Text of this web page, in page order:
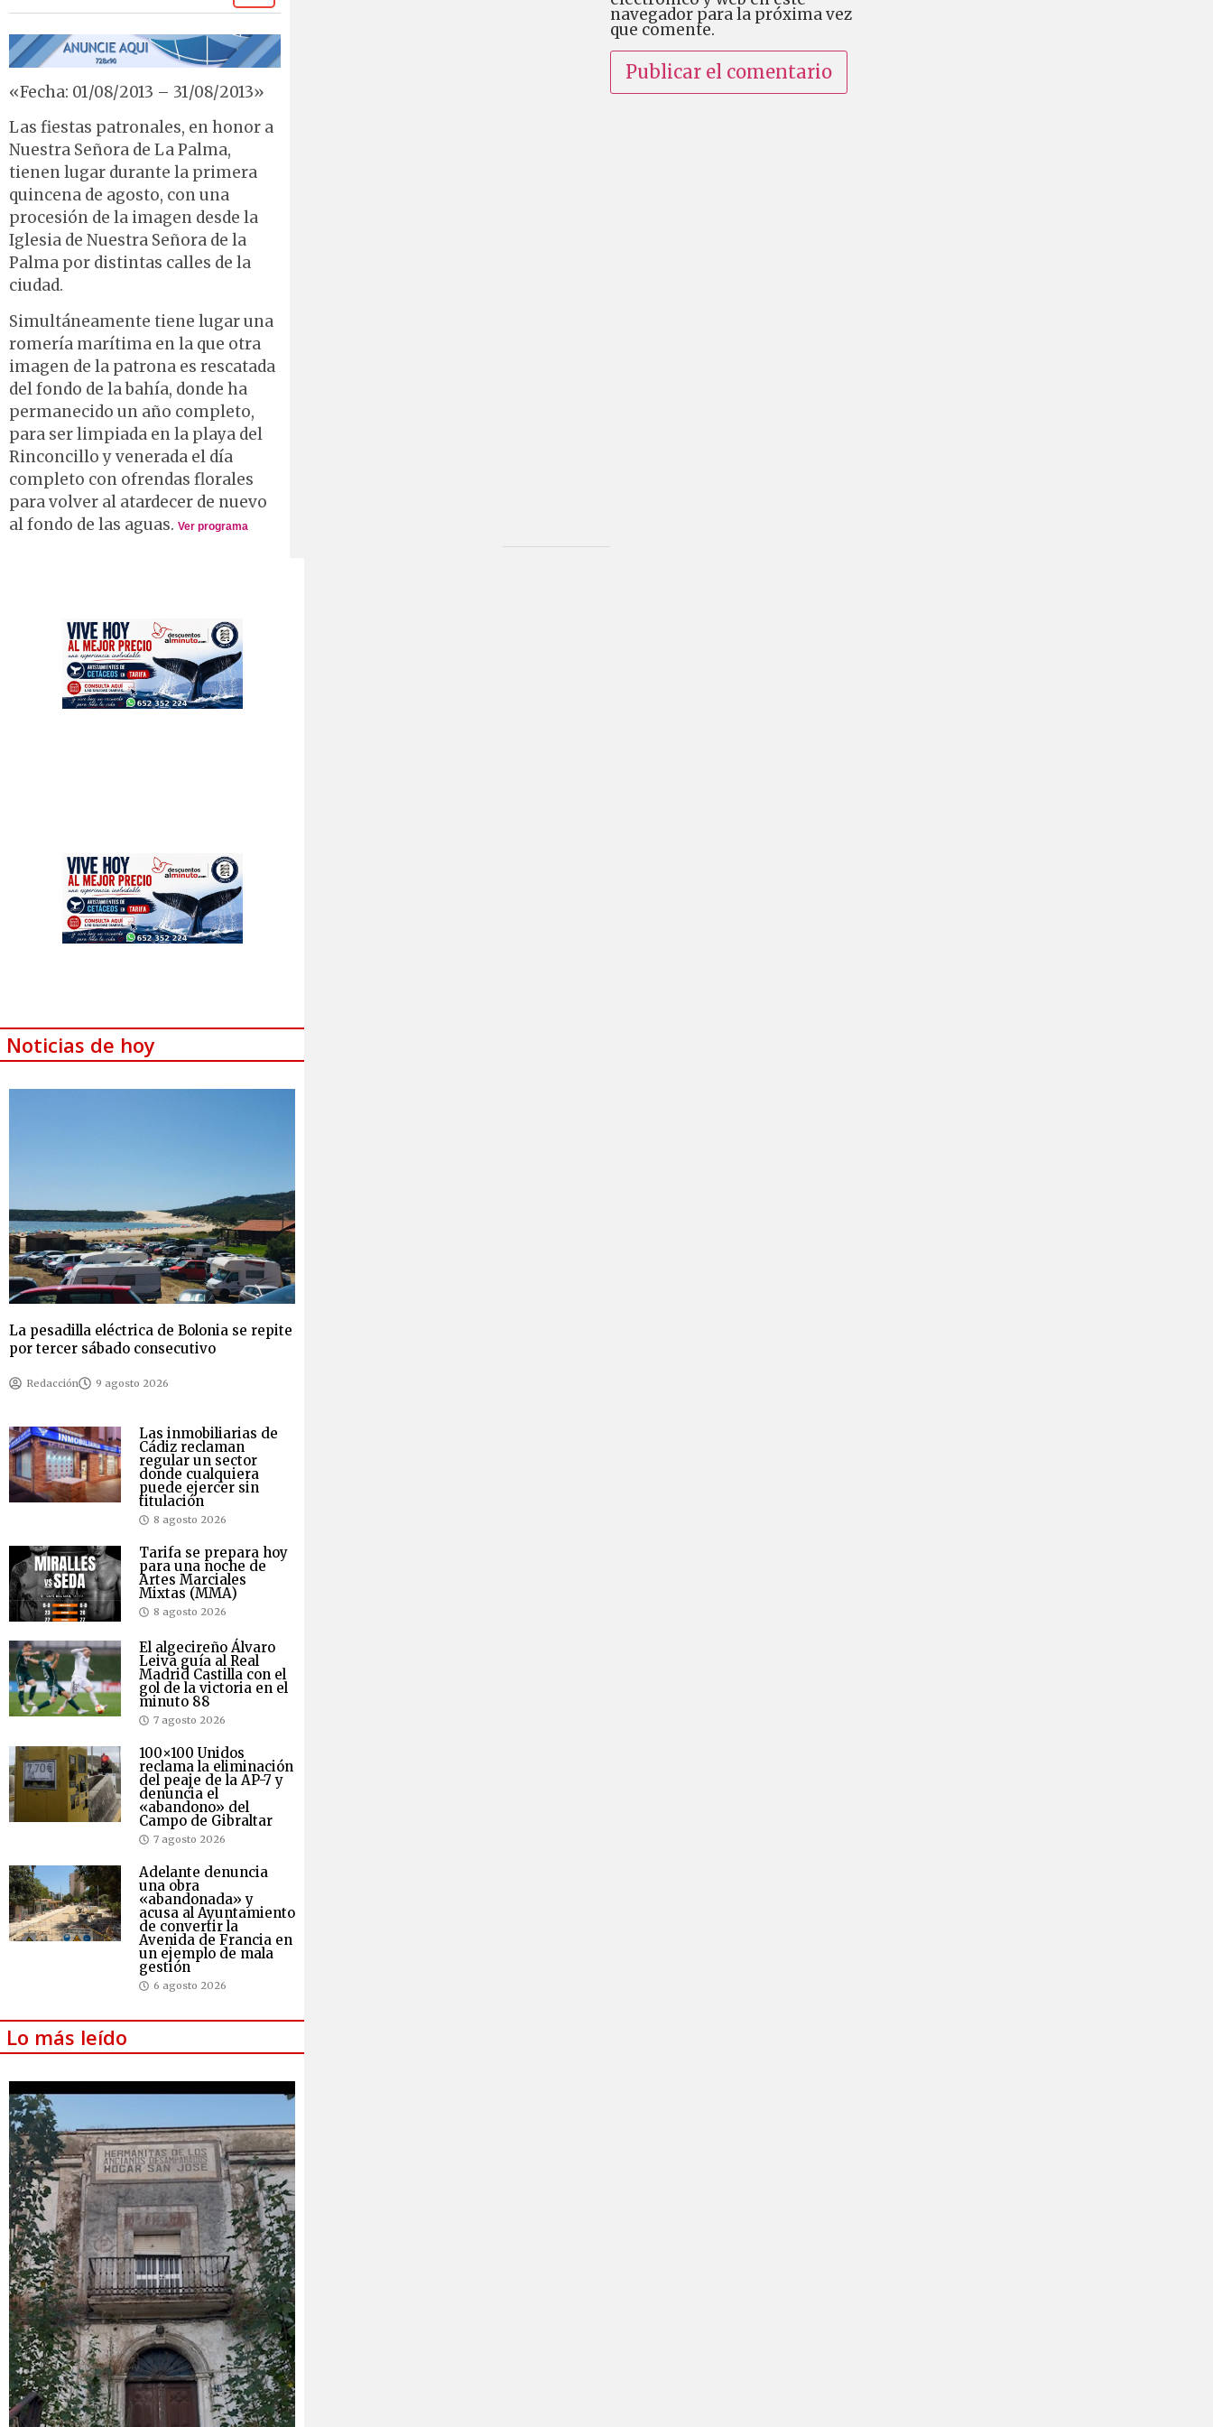
«Fecha: 01/08/2013 – 31/08/2013»
Las fiestas patronales, en honor a
Nuestra Señora de La Palma,
tienen lugar durante la primera
quincena de agosto, con una
procesión de la imagen desde la
Iglesia de Nuestra Señora de la
Palma por distintas calles de la
ciudad.
Simultáneamente tiene lugar una
romería marítima en la que otra
imagen de la patrona es rescatada
del fondo de la bahía, donde ha
permanecido un año completo,
para ser limpiada en la playa del
Rinconcillo y venerada el día
completo con ofrendas florales
para volver al atardecer de nuevo
al fondo de las aguas. Ver programa
navegador para la próxima vez
que comente.
Noticias de hoy
La pesadilla eléctrica de Bolonia se repite
por tercer sábado consecutivo
Redacción 9 agosto 2026
Las inmobiliarias de
Cádiz reclaman
regular un sector
donde cualquiera
puede ejercer sin
titulación
8 agosto 2026
Tarifa se prepara hoy
para una noche de
Artes Marciales
Mixtas (MMA)
8 agosto 2026
El algecireño Álvaro
Leiva guía al Real
Madrid Castilla con el
gol de la victoria en el
minuto 88
7 agosto 2026
100×100 Unidos
reclama la eliminación
del peaje de la AP-7 y
denuncia el
«abandono» del
Campo de Gibraltar
7 agosto 2026
Adelante denuncia
una obra
«abandonada» y
acusa al Ayuntamiento
de convertir la
Avenida de Francia en
un ejemplo de mala
gestión
6 agosto 2026
Lo más leído